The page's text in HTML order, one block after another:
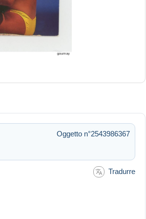
Oggetto n°2543986367
Tradurre